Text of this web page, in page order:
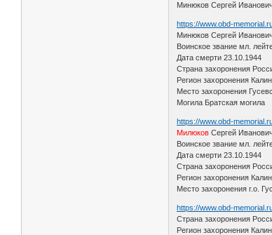
Минюков Сергей
https://www.obd-
Минюков Сергей Иванович
Воинское звание мл.
Дата смерти 23.10.1944
Страна захоронения
Регион захоронения
Место захоронения
Могила Братская могила
https://www.obd-
Милюков Сергей Иванович
Воинское звание мл.
Дата смерти 23.10.1944
Страна захоронения
Регион захоронения
Место захоронения г.о.
https://www.obd-
Страна захоронения
Регион захоронения